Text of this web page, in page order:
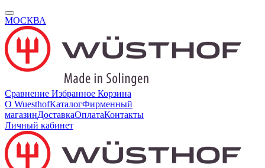
МОСКВА
Сравнение Избранное Корзина
О WuesthofКаталогФирменный
магазинДоставкаОплатаКонтакты
Личный кабинет